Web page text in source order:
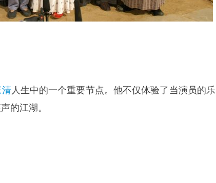
清人生中的一个重要节点。他不仅体验了当演员的乐
的江湖。